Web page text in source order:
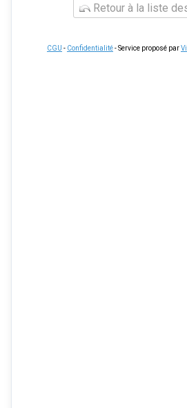
Retour à la liste
CGU - Confidentialité- Service proposé par